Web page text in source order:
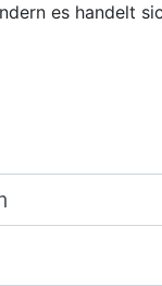
es handelt